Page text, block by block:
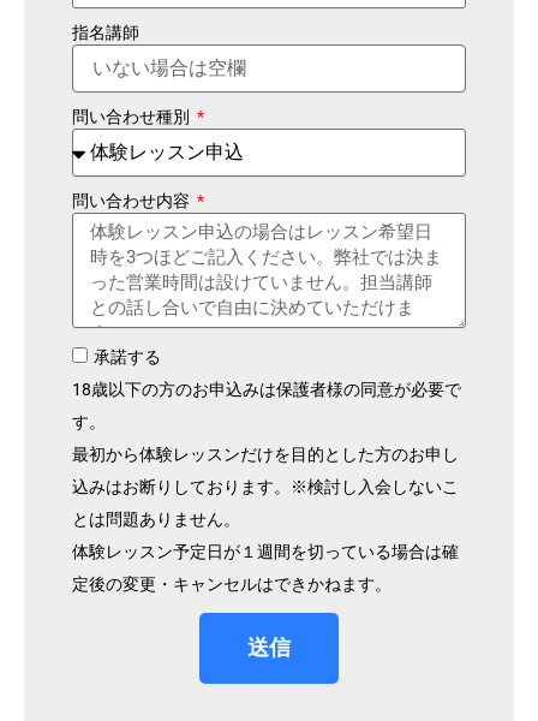
指名講師
問い合わせ種別
問い合わせ内容
承諾する
18歳以下の方のお申込みは保護者様の同意が必要で
す。
最初から体験レッスンだけを目的とした方のお申し
込みはお断りしております。※検討し入会しないこ
とは問題ありません。
体験レッスン予定日が１週間を切っている場合は確
定後の変更・キャンセルはできかねます。
送信